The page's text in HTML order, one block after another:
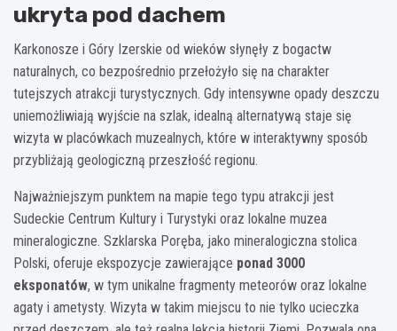
ukryta pod dachem
Karkonosze i Góry Izerskie od wieków słynęły z bogactw
naturalnych, co bezpośrednio przełożyło się na charakter
tutejszych atrakcji turystycznych. Gdy intensywne opady deszczu
uniemożliwiają wyjście na szlak, idealną alternatywą staje się
wizyta w placówkach muzealnych, które w interaktywny sposób
przybliżają geologiczną przeszłość regionu.
Najważniejszym punktem na mapie tego typu atrakcji jest
Sudeckie Centrum Kultury i Turystyki oraz lokalne muzea
mineralogiczne. Szklarska Poręba, jako mineralogiczna stolica
Polski, oferuje ekspozycje zawierające ponad 3000
eksponatów, w tym unikalne fragmenty meteorów oraz lokalne
agaty i ametysty. Wizyta w takim miejscu to nie tylko ucieczka